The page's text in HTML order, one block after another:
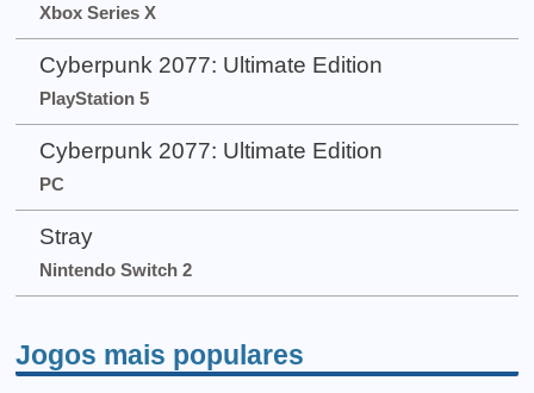
Xbox Series X
Cyberpunk 2077: Ultimate Edition
PlayStation 5
Cyberpunk 2077: Ultimate Edition
PC
Stray
Nintendo Switch 2
Jogos mais populares